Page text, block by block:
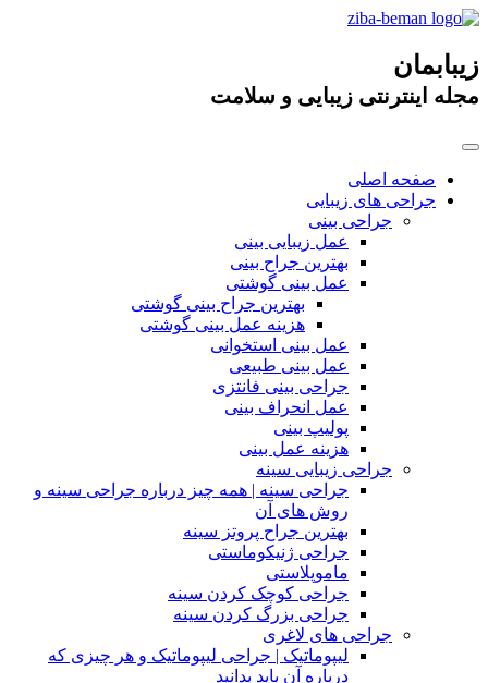
زیبابمان
مجله اینترنتی زیبایی و سلامت
صفحه اصلی
جراحی های زیبایی
جراحی بینی
عمل زیبایی بینی
بهترین جراح بینی
عمل بینی گوشتی
بهترین جراح بینی گوشتی
هزینه عمل بینی گوشتی
عمل بینی استخوانی
عمل بینی طبیعی
جراحی بینی فانتزی
عمل انحراف بینی
پولیپ بینی
هزینه عمل بینی
جراحی زیبایی سینه
جراحی سینه | همه چیز درباره جراحی سینه و
روش های آن
بهترین جراح پروتز سینه
جراحی ژنیکوماستی
ماموپلاستی
جراحی کوچک کردن سینه
جراحی بزرگ کردن سینه
جراحی های لاغری
لیپوماتیک | جراحی لیپوماتیک و هر چیزی که
درباره آن باید بدانید